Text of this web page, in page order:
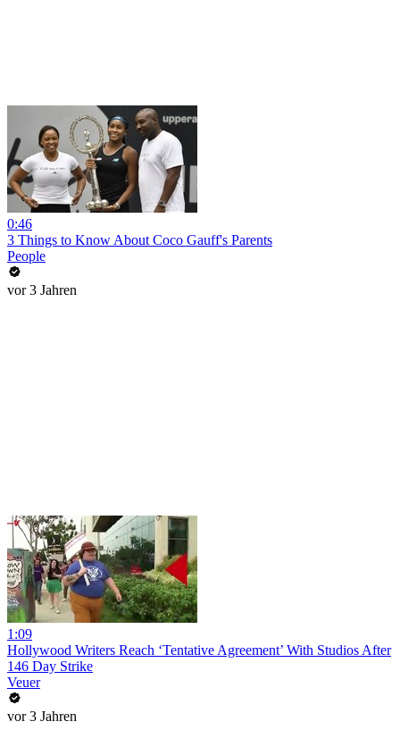
0:46
3 Things to Know About Coco Gauff's Parents
People
vor 3 Jahren
1:09
Hollywood Writers Reach ‘Tentative Agreement’ With Studios After
146 Day Strike
Veuer
vor 3 Jahren